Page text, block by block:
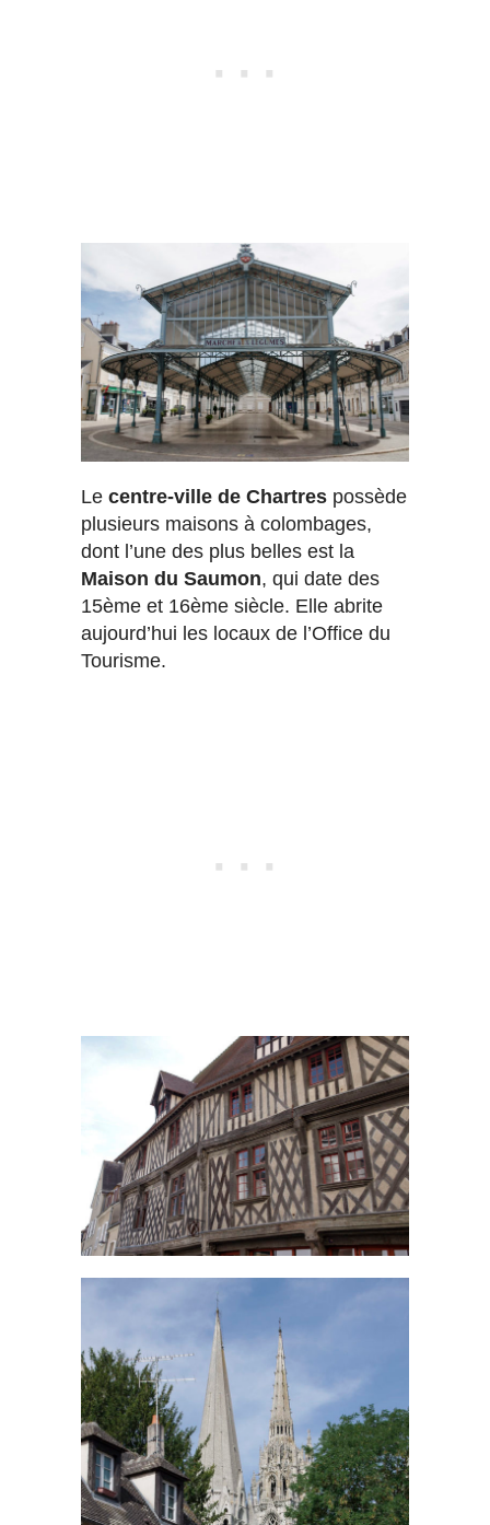
Le centre-ville de Chartres possède
plusieurs maisons à colombages,
dont l’une des plus belles est la
Maison du Saumon, qui date des
15ème et 16ème siècle. Elle abrite
aujourd’hui les locaux de l’Office du
Tourisme.